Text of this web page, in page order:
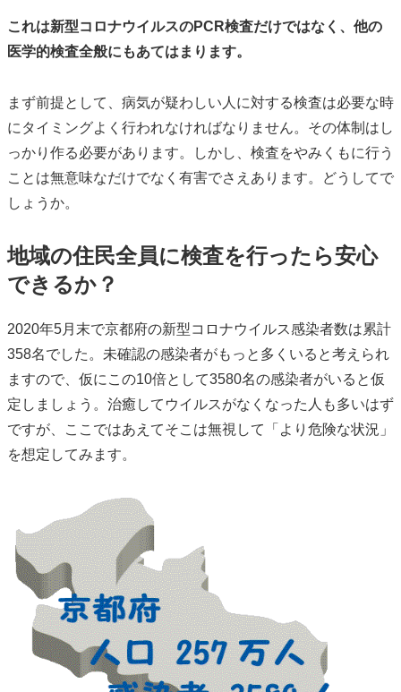
これは新型コロナウイルスのPCR検査だけではなく、他の
医学的検査全般にもあてはまります。
まず前提として、病気が疑わしい人に対する検査は必要な時
にタイミングよく行われなければなりません。その体制はし
っかり作る必要があります。しかし、検査をやみくもに行う
ことは無意味なだけでなく有害でさえあります。どうしてで
しょうか。
地域の住民全員に検査を行ったら安心
できるか？
2020年5月末で京都府の新型コロナウイルス感染者数は累計
358名でした。未確認の感染者がもっと多くいると考えられ
ますので、仮にこの10倍として3580名の感染者がいると仮
定しましょう。治癒してウイルスがなくなった人も多いはず
ですが、ここではあえてそこは無視して「より危険な状況」
を想定してみます。